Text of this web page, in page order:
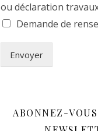
ou déclaration
Demande de
Envoyer
ABONNEZ-